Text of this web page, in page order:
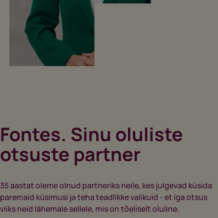
Fontes. Sinu oluliste
otsuste partner
35 aastat oleme olnud partneriks neile, kes julgevad küsida
paremaid küsimusi ja teha teadlikke valikuid - et iga otsus
viiks neid lähemale sellele, mis on tõeliselt oluline.